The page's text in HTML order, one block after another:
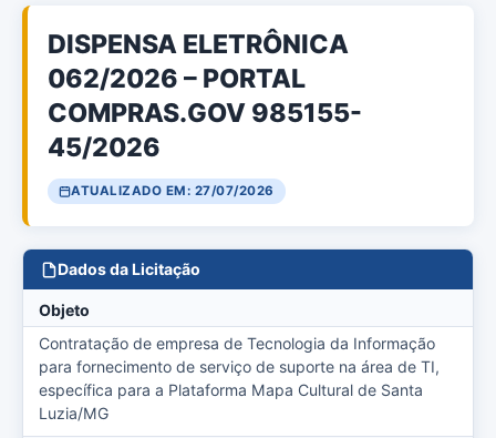
DISPENSA ELETRÔNICA
062/2026 – PORTAL
COMPRAS.GOV 985155-
45/2026
ATUALIZADO EM: 27/07/2026
Dados da Licitação
Objeto
Contratação de empresa de Tecnologia da Informação
para fornecimento de serviço de suporte na área de TI,
específica para a Plataforma Mapa Cultural de Santa
Luzia/MG